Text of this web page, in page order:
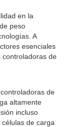
en la
peso
A
esenciales
controladoras de
de
altamente
incluso
de carga